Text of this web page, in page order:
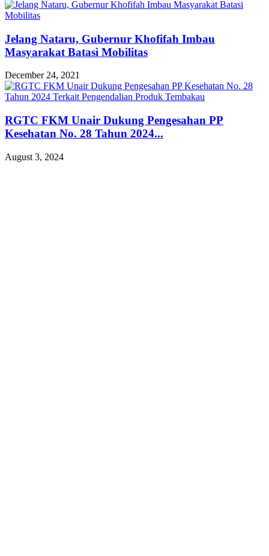
Jelang Nataru, Gubernur Khofifah Imbau
Masyarakat Batasi Mobilitas
December 24, 2021
RGTC FKM Unair Dukung Pengesahan PP
Kesehatan No. 28 Tahun 2024...
August 3, 2024